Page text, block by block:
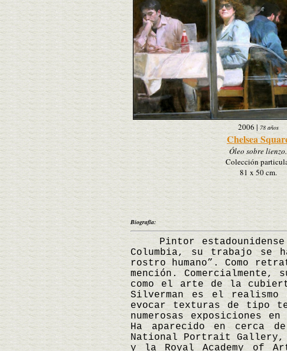
2006 |78 años
Chelsea
Óleo sobre lienzo.
Colección
81 x 50 cm.
Biografía:
Pintor estadounidense
Columbia, su trabajo se
rostro humano”. Como
mención.
como el arte de la
Silverman es el realismo
evocar texturas de tipo
numerosas exposiciones
Ha aparecido en cerca
National Portrait Gallery,
y la Royal Academy of